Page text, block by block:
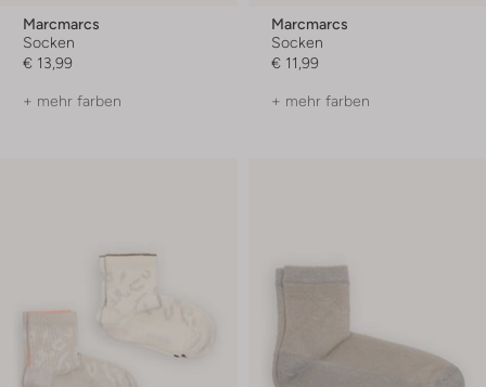
Marcmarcs
Socken
€ 13,99
+ mehr farben
Marcmarcs
Socken
€ 11,99
+ mehr farben